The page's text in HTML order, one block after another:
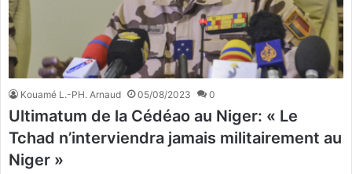
Kouamé L.-PH. Arnaud 05/08/2023 0
Ultimatum de la Cédéao au Niger: « Le
Tchad n’interviendra jamais militairement au
Niger »